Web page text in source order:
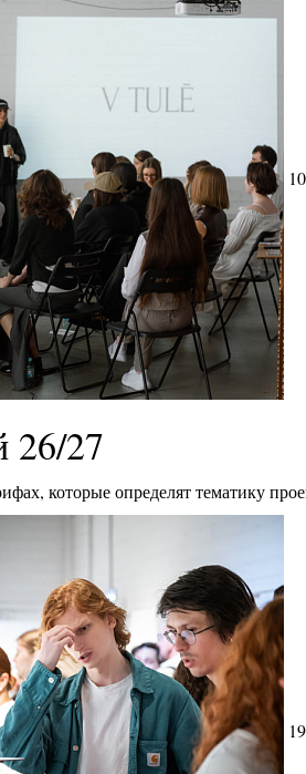
26/27
которые определят тематику